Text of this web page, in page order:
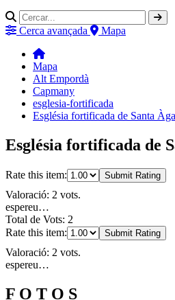
Cerca avançada Mapa
Mapa
Alt Empordà
Capmany
esglesia-fortificada
Església fortificada de Santa
Església fortificada de
Rate this item: Submit Rating
Valoració: 2 vots.
espereu…
Total de Vots: 2
Rate this item:
Submit Rating
Valoració: 2 vots.
espereu…
F O T O S